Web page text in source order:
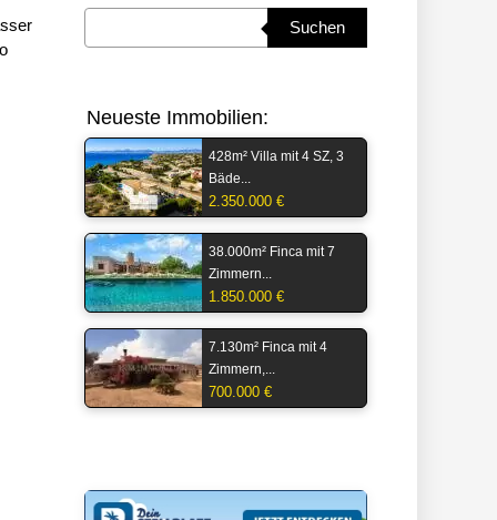
Suchen
Neueste Immobilien:
428m² Villa mit 4 SZ, 3
Bäde...
2.350.000 €
38.000m² Finca mit 7
Zimmern...
1.850.000 €
7.130m² Finca mit 4
Zimmern,...
700.000 €